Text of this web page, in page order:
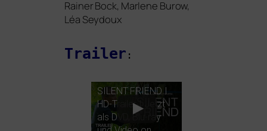
Rainer Bock, Marlene Burow,
Léa Seydoux
Trailer :
SILENT FRIEND I
HD-Trailer I Jetzt
als DVD
, Blu-ray